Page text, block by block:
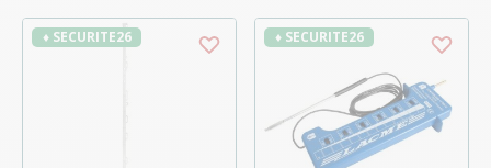
♦ SECURITE26 ♦ SECURITE26